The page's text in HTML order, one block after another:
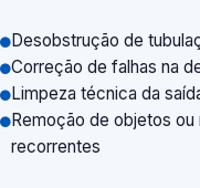
Desobstrução de
Correção de falhas na
Limpeza técnica da
Remoção de objetos
recorrentes